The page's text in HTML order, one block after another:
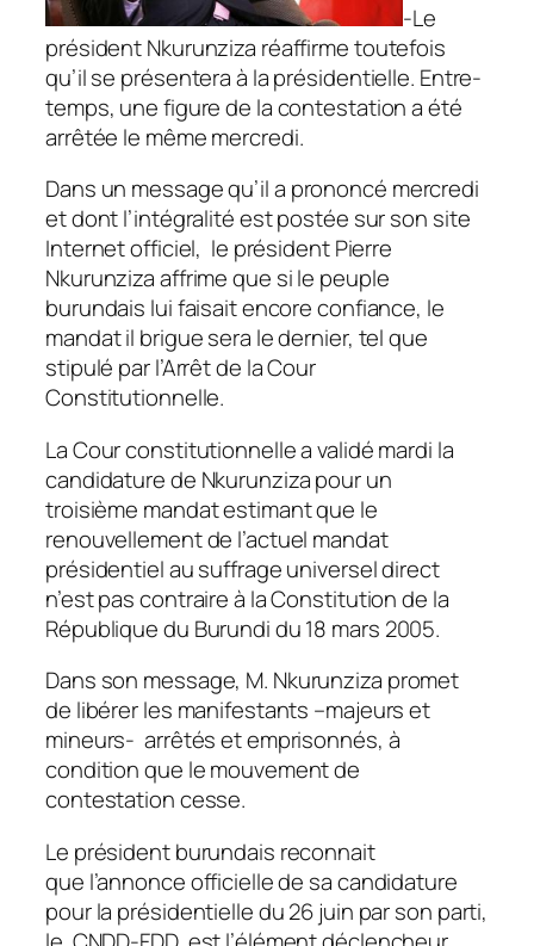
-Le
président Nkurunziza réaffirme toutefois
qu’il se présentera à la présidentielle. Entre-
temps, une figure de la contestation a été
arrêtée le même mercredi.
Dans un message qu’il a prononcé mercredi
et dont l’intégralité est postée sur son site
Internet officiel, le président Pierre
Nkurunziza affrime que si le peuple
burundais lui faisait encore confiance, le
mandat il brigue sera le dernier, tel que
stipulé par l’Arrêt de la Cour
Constitutionnelle.
La Cour constitutionnelle a validé mardi la
candidature de Nkurunziza pour un
troisième mandat estimant que le
renouvellement de l’actuel mandat
présidentiel au suffrage universel direct
n’est pas contraire à la Constitution de la
République du Burundi du 18 mars 2005.
Dans son message, M. Nkurunziza promet
de libérer les manifestants –majeurs et
mineurs- arrêtés et emprisonnés, à
condition que le mouvement de
contestation cesse.
Le président burundais reconnait
que l’annonce officielle de sa candidature
pour la présidentielle du 26 juin par son parti,